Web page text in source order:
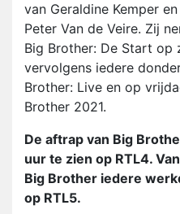
van Geraldine Kemper
Peter Van de Veire. Zij
Big Brother: De Start op
vervolgens iedere
Brother: Live en op
Brother 2021.
De aftrap van Big
uur te zien op RTL4.
Big Brother iedere
op RTL5.